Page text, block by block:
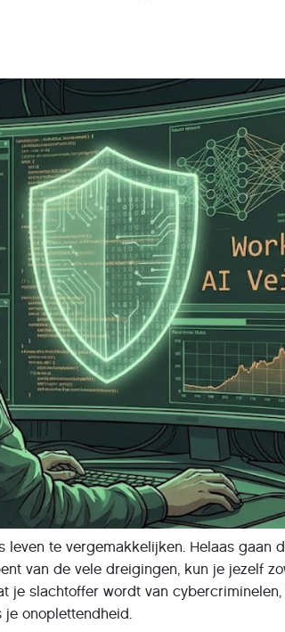
te vergemakkelijken. Helaas gaan
van de vele dreigingen, kun je jezelf
je slachtoffer wordt van
je onoplettendheid.